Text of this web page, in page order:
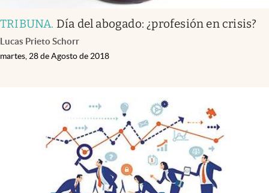
TRIBUNA. Día del abogado: ¿profesión en crisis?
Lucas Prieto Schorr
martes, 28 de Agosto de 2018